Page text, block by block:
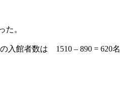
た。
入館者数は 1510 – 890 = 620名